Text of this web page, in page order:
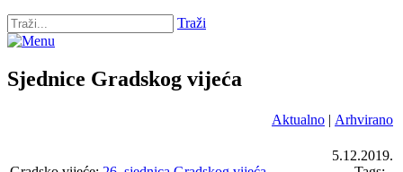
Traži
Sjednice Gradskog vijeća
Aktualno | Arhvirano
5.12.2019.